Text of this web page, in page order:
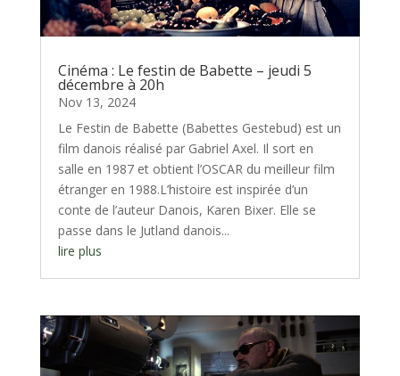
Cinéma : Le festin de Babette – jeudi 5
décembre à 20h
Nov 13, 2024
Le Festin de Babette (Babettes Gestebud) est un
film danois réalisé par Gabriel Axel. Il sort en
salle en 1987 et obtient l’OSCAR du meilleur film
étranger en 1988.L’histoire est inspirée d’un
conte de l’auteur Danois, Karen Bixer. Elle se
passe dans le Jutland danois...
lire plus